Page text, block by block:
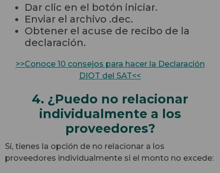
Dar clic en el botón iniciar.
Enviar el archivo .dec.
Obtener el acuse de recibo de la
declaración.
>>Conoce 10 consejos para hacer la Declaración
DIOT del SAT<<
4. ¿Puedo no relacionar
individualmente a los
proveedores?
Sí, tienes la opción de no relacionar a los
proveedores individualmente si el monto no excede: